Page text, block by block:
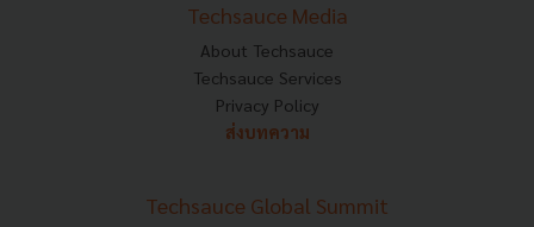
Techsauce Media
About Techsauce
Techsauce Services
Privacy Policy
ส่งบทความ
Techsauce Global Summit